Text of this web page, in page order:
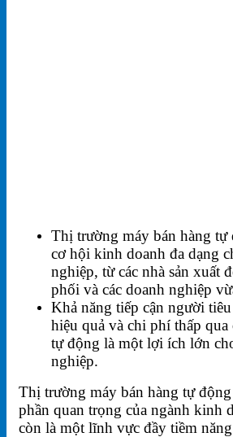
Thị trường máy bán hàng tự
cơ hội kinh doanh đa dạng
nghiệp, từ các nhà sản xuất
phối và các doanh nghiệp
Khả năng tiếp cận người
hiệu quả và chi phí thấp qua
tự động là một lợi ích lớn
nghiệp.
Thị trường máy bán hàng tự
phần quan trọng của ngành kinh
còn là một lĩnh vực đầy tiềm